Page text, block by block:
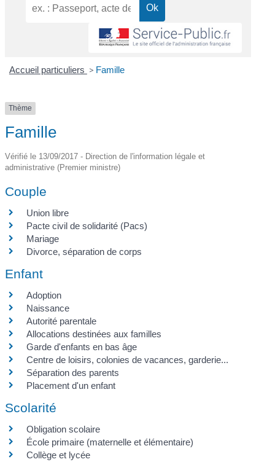
Accueil particuliers > Famille
Thème
Famille
Vérifié le 13/09/2017 - Direction de l'information légale et
administrative (Premier ministre)
Couple
Union libre
Pacte civil de solidarité (Pacs)
Mariage
Divorce, séparation de corps
Enfant
Adoption
Naissance
Autorité parentale
Allocations destinées aux familles
Garde d'enfants en bas âge
Centre de loisirs, colonies de vacances, garderie...
Séparation des parents
Placement d'un enfant
Scolarité
Obligation scolaire
École primaire (maternelle et élémentaire)
Collège et lycée